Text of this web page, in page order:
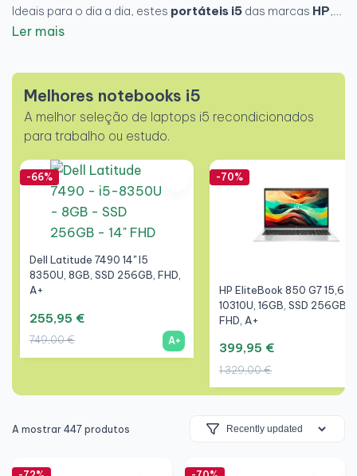
Ideais para o dia a dia, estes portáteis i5 das marcas HP,
Lenovo,Dell
necessidades, com a qualidade e garantia da Ecoportatil.
Ler mais
Melhores notebooks i5
A melhor seleção de laptops i5 recondicionados
para trabalho ou estudo.
-66%
Dell Latitude 7490 14" I5
8350U, 8GB, SSD 256GB, FHD,
A+
255,95 €
749,00 € A+
-70%
HP EliteBook 850 G7 15,6"
10310U, 16GB, SSD 256GB,
FHD, A+
399,95 €
1 329,00 €
A mostrar 447 produtos